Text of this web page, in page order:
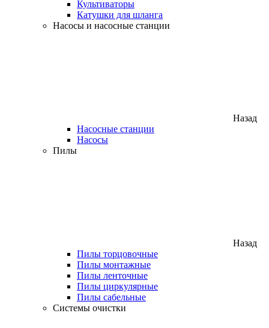
Культиваторы
Катушки для шланга
Насосы и насосные станции
Назад
Насосные станции
Насосы
Пилы
Назад
Пилы торцовочные
Пилы монтажные
Пилы ленточные
Пилы циркулярные
Пилы сабельные
Системы очистки